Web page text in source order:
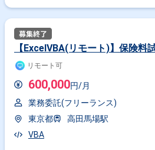
【ExcelVBA(リモート)】保険料
リモート可
600,000円/月
業務委託(フリーランス)
東京都
高田馬場駅
VBA